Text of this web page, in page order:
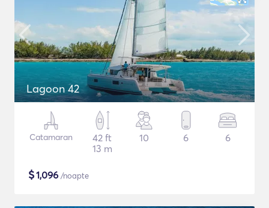
Lagoon 42
Catamaran
42 ft
13 m
10 6 6
$1,096 /noapte